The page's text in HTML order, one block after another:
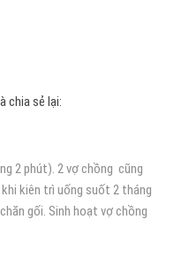
chia sẻ lại:
2 phút). 2 vợ chồng cũng
kiên trì uống suốt 2 tháng
gối. Sinh hoạt vợ chồng